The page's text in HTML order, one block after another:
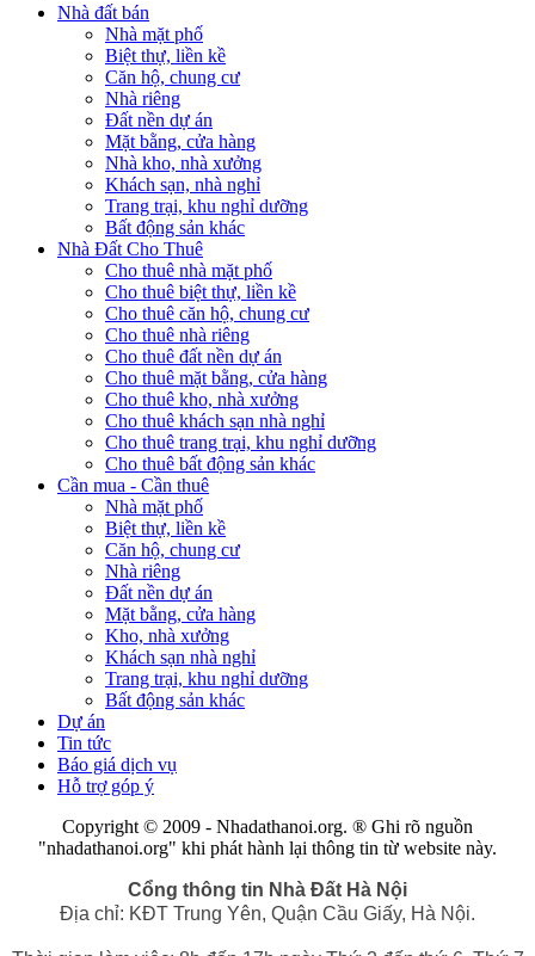
Nhà đất bán
Nhà mặt phố
Biệt thự, liền kề
Căn hộ, chung cư
Nhà riêng
Đất nền dự án
Mặt bằng, cửa hàng
Nhà kho, nhà xưởng
Khách sạn, nhà nghỉ
Trang trại, khu nghỉ dưỡng
Bất động sản khác
Nhà Đất Cho Thuê
Cho thuê nhà mặt phố
Cho thuê biệt thự, liền kề
Cho thuê căn hộ, chung cư
Cho thuê nhà riêng
Cho thuê đất nền dự án
Cho thuê mặt bằng, cửa hàng
Cho thuê kho, nhà xưởng
Cho thuê khách sạn nhà nghỉ
Cho thuê trang trại, khu nghỉ dưỡng
Cho thuê bất động sản khác
Cần mua - Cần thuê
Nhà mặt phố
Biệt thự, liền kề
Căn hộ, chung cư
Nhà riêng
Đất nền dự án
Mặt bằng, cửa hàng
Kho, nhà xưởng
Khách sạn nhà nghỉ
Trang trại, khu nghỉ dưỡng
Bất động sản khác
Dự án
Tin tức
Báo giá dịch vụ
Hỗ trợ góp ý
Copyright © 2009 - Nhadathanoi.org. ® Ghi rõ nguồn
"nhadathanoi.org" khi phát hành lại thông tin từ website này.
Cổng thông tin Nhà Đất Hà Nội
Địa chỉ: KĐT Trung Yên, Quận Cầu Giấy, Hà Nội.